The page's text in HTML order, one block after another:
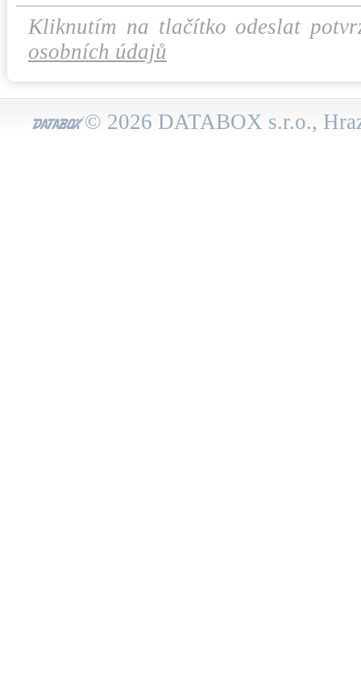
Kliknutím na tlačítko odeslat
osobních údajů
© 2026 DATABOX s.r.o.,